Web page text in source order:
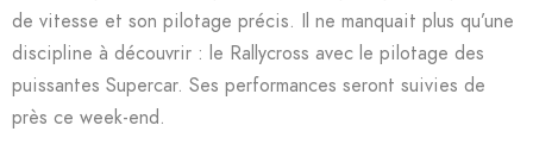
de vitesse et son pilotage précis. Il ne manquait plus qu’une
discipline à découvrir : le Rallycross avec le pilotage des
puissantes Supercar. Ses performances seront suivies de
près ce week-end.